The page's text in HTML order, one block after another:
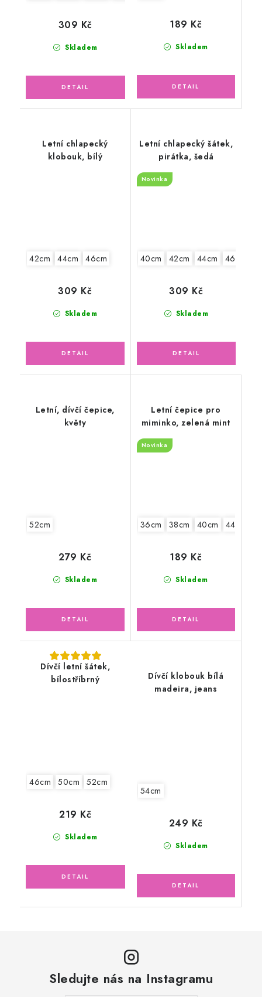
Skladem
309 Kč
Skladem
189 Kč
Letní chlapecký
klobouk, bílý
42cm 44cm 46cm
Skladem
309 Kč
Letní chlapecký šátek,
pirátka, šedá
Novinka
40cm 42cm 44cm 46cm
Skladem
309 Kč
Letní, dívčí čepice,
květy
52cm
Skladem
279 Kč
Letní čepice pro
miminko, zelená mint
Novinka
36cm 38cm 40cm 44cm
Skladem
189 Kč
Dívčí letní šátek,
bílostříbrný
46cm 50cm 52cm
Skladem
219 Kč
Dívčí klobouk bílá
madeira, jeans
54cm
Skladem
249 Kč
Sledujte nás na Instagramu